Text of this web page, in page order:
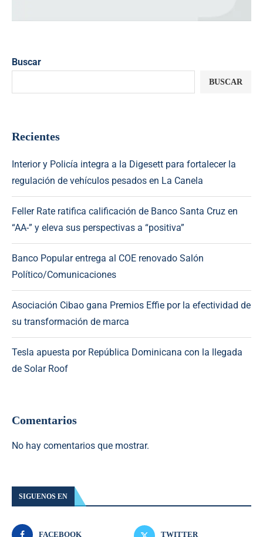
Buscar
BUSCAR
Recientes
Interior y Policía integra a la Digesett para fortalecer la
regulación de vehículos pesados en La Canela
Feller Rate ratifica calificación de Banco Santa Cruz en
“AA-” y eleva sus perspectivas a “positiva”
Banco Popular entrega al COE renovado Salón
Político/Comunicaciones
Asociación Cibao gana Premios Effie por la efectividad de
su transformación de marca
Tesla apuesta por República Dominicana con la llegada
de Solar Roof
Comentarios
No hay comentarios que mostrar.
SIGUENOS EN
FACEBOOK TWITTER